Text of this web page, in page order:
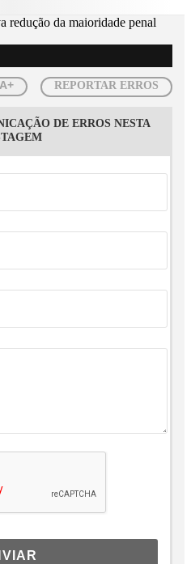
A+ REPORTAR ERROS
DE ERROS NESTA